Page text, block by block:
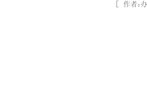
［